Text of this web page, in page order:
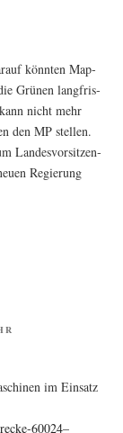
könn­ten Map­
Grü­nen lang­fris­
nicht mehr
den MP stel­len.
Lan­des­vor­sit­zen­
Regie­rung
im Ein­satz
60024–